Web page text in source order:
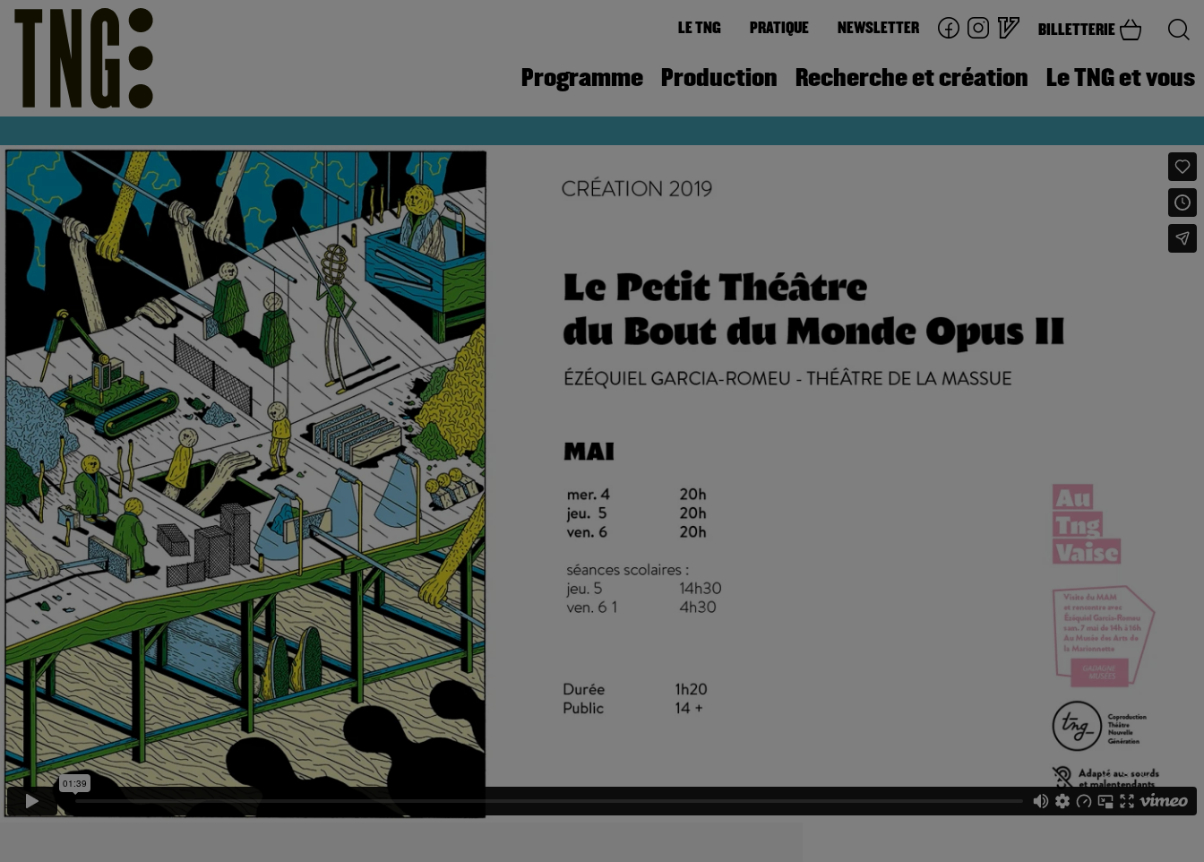
LE TNG PRATIQUE NEWSLETTER BILLETTERIE
Programme Production Recherche et création Le TNG et vous